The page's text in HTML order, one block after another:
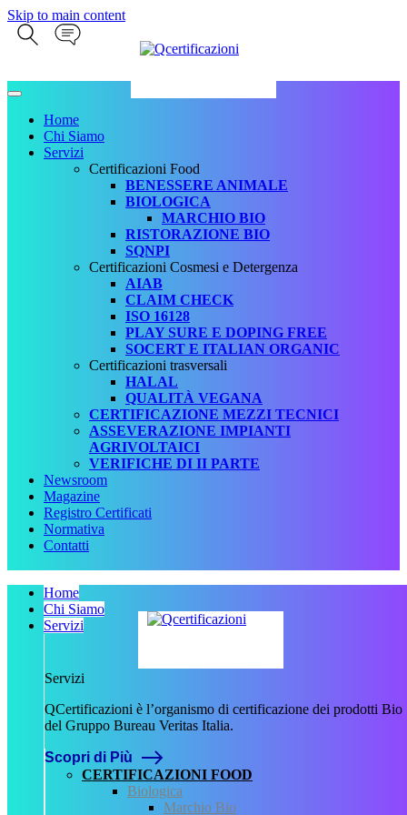
Skip to main content
Home
Chi Siamo
Servizi
Certificazioni Food
BENESSERE ANIMALE
BIOLOGICA
MARCHIO BIO
RISTORAZIONE BIO
SQNPI
Certificazioni Cosmesi e Detergenza
AIAB
CLAIM CHECK
ISO 16128
PLAY SURE E DOPING FREE
SOCERT E ITALIAN ORGANIC
Certificazioni trasversali
HALAL
QUALITÀ VEGANA
CERTIFICAZIONE MEZZI TECNICI
ASSEVERAZIONE IMPIANTI
AGRIVOLTAICI
VERIFICHE DI II PARTE
Newsroom
Magazine
Registro Certificati
Normativa
Contatti
Home
Chi Siamo
Servizi
Servizi
QCertificazioni è l’organismo di certificazione dei prodotti Bio
del Gruppo Bureau Veritas Italia.
Scopri di Più
CERTIFICAZIONI FOOD
Biologica
Marchio Bio
Home